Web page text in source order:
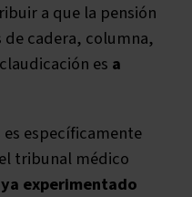
a que la pensión
de cadera, columna,
es a
específicamente
tribunal médico
experimentado